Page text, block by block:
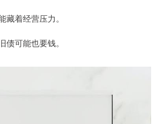
着经营压力。
债可能也要钱。